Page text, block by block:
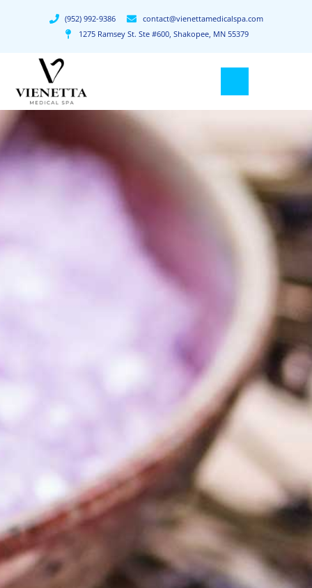
(952) 992-9386
contact@vienettamedicalspa.com
1275 Ramsey St. Ste #600, Shakopee, MN 55379